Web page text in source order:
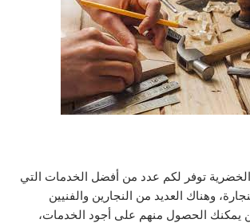
توفر لكم عدد من أفضل الخدمات التي
وهناك العديد من النجارين والفنيين
يمكنك الحصول منهم على أجود الخدمات،